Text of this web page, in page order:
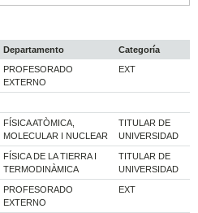
Departamento
Categoría
PROFESORADO
EXTERNO
EXT
FÍSICA ATÒMICA,
MOLECULAR I NUCLEAR
TITULAR DE
UNIVERSIDAD
FÍSICA DE LA TIERRA I
TERMODINÀMICA
TITULAR DE
UNIVERSIDAD
PROFESORADO
EXTERNO
EXT